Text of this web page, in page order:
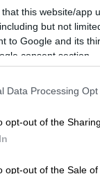
that this website/app
but not
to Google and its
consent section.
Data Processing
opt-out of the
opt-out of the Sale of
Στην
των
την
Απόψεις|